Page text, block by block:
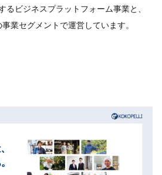
るビジネスプラットフォーム事業と、
業セグメントで運営しています。